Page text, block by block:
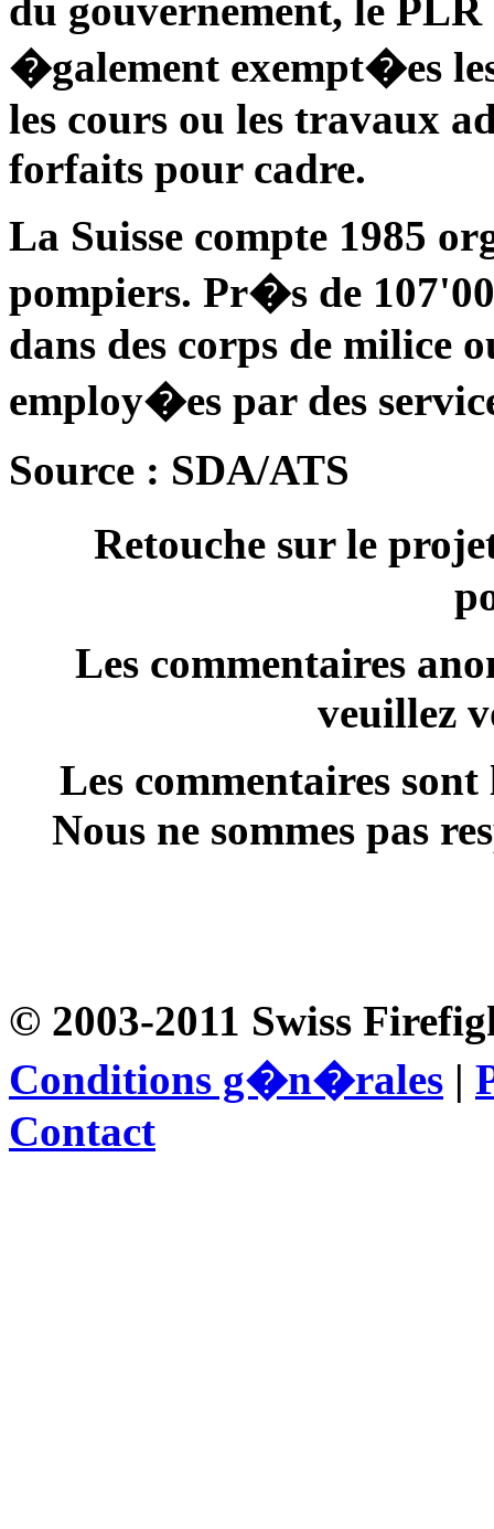
du gouvernement, le
�galement exempt�es
les cours ou les travaux
forfaits pour cadre.
La Suisse compte 1985
pompiers. Pr�s de
dans des corps de milice
employ�es par des
Source : SDA/ATS
Retouche sur le
Les commentaires
veuillez
Les commentaires
Nous ne sommes pas
© 2003-2011 Swiss
Conditions g�n�rales |
Contact